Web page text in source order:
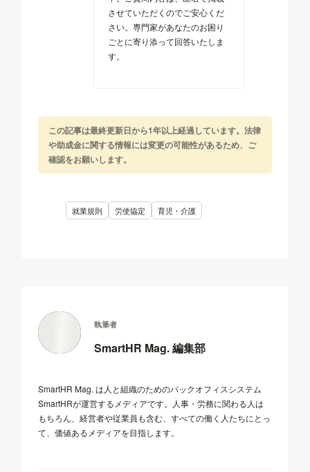
させていただくのでご安心くだ
さい。専門家があなたのお困り
ごとに寄り添って回答いたしま
す。
この記事は最終更新日から1年以上経過しています。法律
や助成金に関する情報には変更の可能性があるため、ご
確認をお願いします。
就業規則 労使協定 育児・介護
執筆者
SmartHR Mag. 編集部
SmartHR Mag. は人と組織のためのバックオフィスシステム
SmartHRが運営するメディアです。人事・労務に関わる人は
もちろん、経営者や従業員も含む、すべての働く人たちにとっ
て、価値あるメディアを目指します。